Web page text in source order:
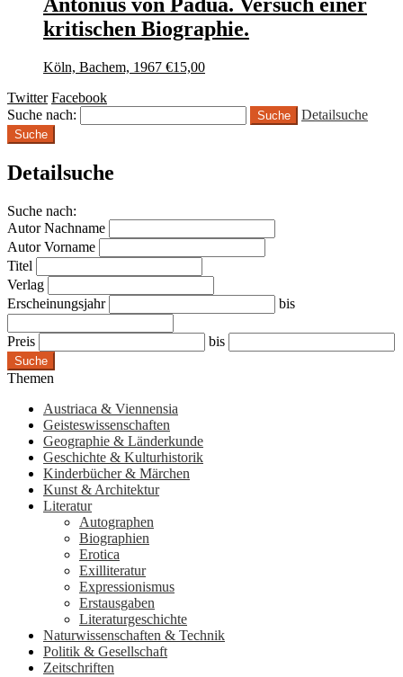
kritischen Biographie.
Köln, Bachem, 1967 €15,00
Twitter Facebook
Suche nach:
Detailsuche
Suche
Detailsuche
Suche nach:
Autor Nachname
Autor Vorname
Titel
Verlag
Erscheinungsjahr
bis
Preis bis
Suche
Themen
Austriaca & Viennensia
Geisteswissenschaften
Geographie & Länderkunde
Geschichte & Kulturhistorik
Kinderbücher & Märchen
Kunst & Architektur
Literatur
Autographen
Biographien
Erotica
Exilliteratur
Expressionismus
Erstausgaben
Literaturgeschichte
Naturwissenschaften & Technik
Politik & Gesellschaft
Zeitschriften